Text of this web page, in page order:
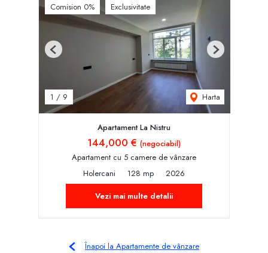
Comision 0% Exclusivitate
1 / 9 Harta
Previous Next
Apartament La Nistru
144,000 € (negociabil)
Apartament cu 5 camere de vânzare
Holercani
128 mp
2026
Vezi mai multe detalii
Înapoi la Apartamente de vânzare